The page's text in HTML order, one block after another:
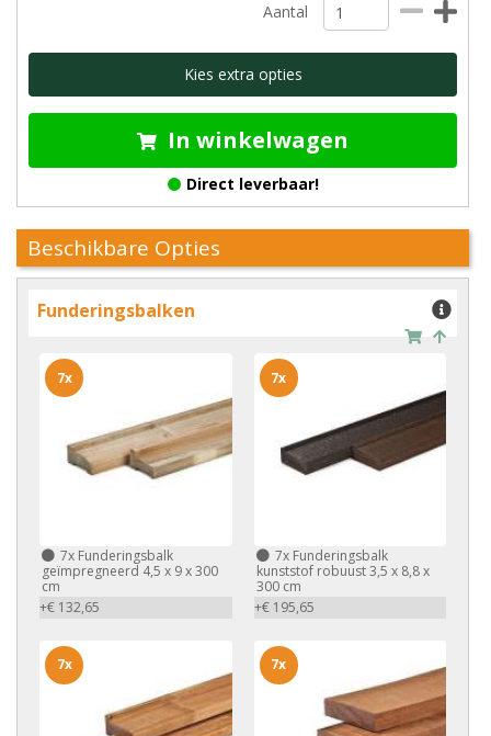
Aantal
Kies extra opties
In winkelwagen
Direct leverbaar!
Beschikbare Opties
Funderingsbalken
7x Funderingsbalk
geïmpregneerd 4,5 x 9 x 300
cm
+€ 132,65
7x
7xFunderingsbalk
kunststof robuust 3,5 x 8,8 x
300 cm
+€ 195,65
7x
7x 7x